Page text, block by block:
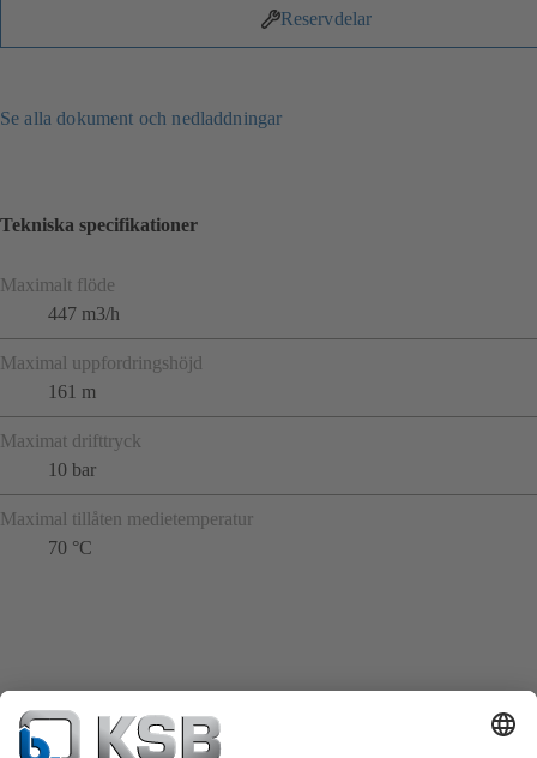
Reservdelar
Se alla dokument och nedladdningar
Tekniska specifikationer
Maximalt flöde
447 m3/h
Maximal uppfordringshöjd
161 m
Maximat drifttryck
10 bar
Maximal tillåten medietemperatur
70 °C